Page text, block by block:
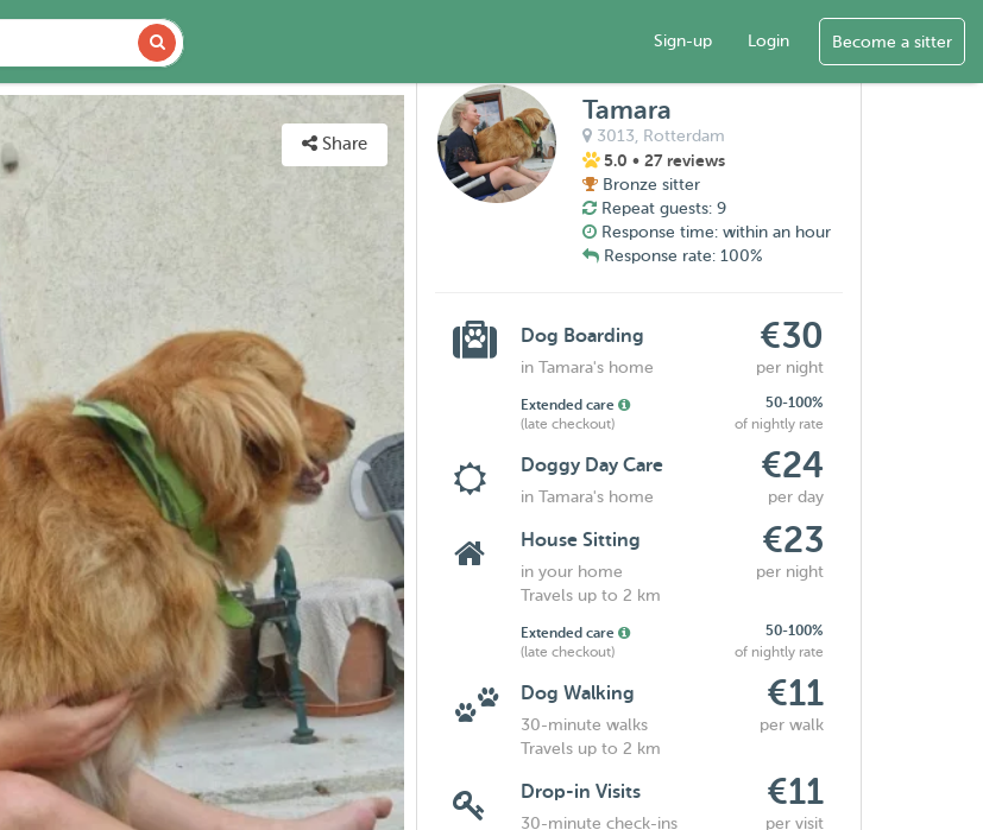
Sign-up Login Become a sitter
MAP
Share
Tamara
3013, Rotterdam
5.0 • 27 reviews
Bronze sitter
Repeat guests: 9
Response time: within an hour
Response rate: 100%
Dog Boarding €30
in Tamara's home per night
Extended care
50-100%
(late checkout)
of nightly rate
Doggy Day Care €24
in Tamara's home per day
House Sitting €23
in your home
per night
Travels up to 2 km
Extended care
50-100%
(late checkout)
of nightly rate
Dog Walking €11
30-minute walks
per walk
Travels up to 2 km
Drop-in Visits €11
30-minute check-ins
per visit